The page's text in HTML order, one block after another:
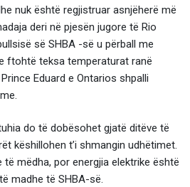
nuk është regjistruar asnjëherë më
deri në pjesën jugore të Rio
së SHBA -së u përball me
ftohtë teksa temperaturat ranë
Eduard e Ontarios shpalli
do të dobësohet gjatë ditëve të
këshillohen t’i shmangin udhëtimet.
mëdha, por energjia elektrike është
madhe të SHBA-së.